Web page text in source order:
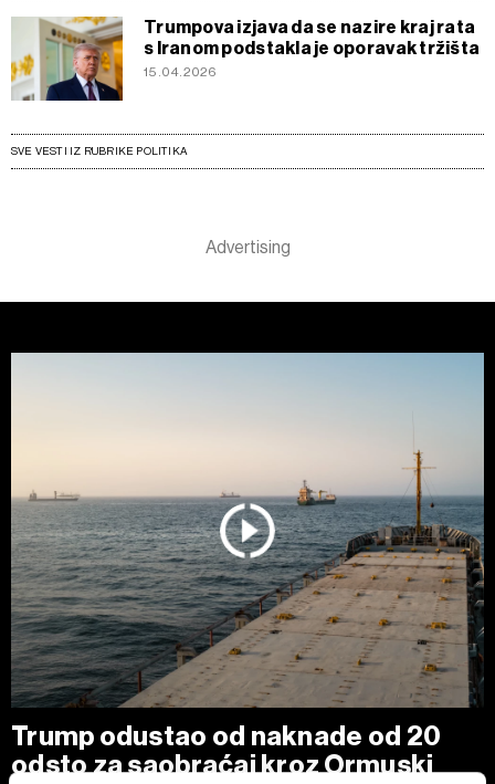
Trumpova izjava da se nazire kraj rata
s Iranom podstakla je oporavak tržišta
15.04.2026
SVE VESTI IZ RUBRIKE POLITIKA
Trump odustao od naknade od 20
odsto za saobraćaj kroz Ormuski